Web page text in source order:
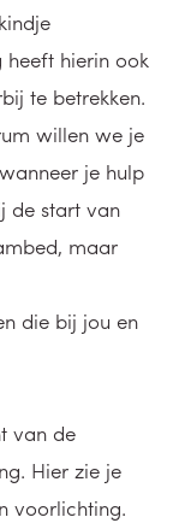
heeft hierin ook
te betrekken.
willen we je
je hulp
de start van
maar
die bij jou en
van de
Hier zie je
voorlichting.